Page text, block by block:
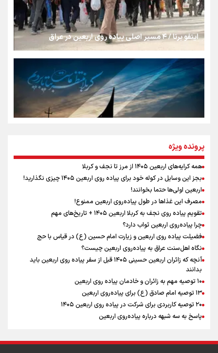
جمله‌ای که بغض چهارماهه را شکست؛ «آهای مردم، آقا از
تهران رفتند»
سه حسرتی که به دلم ماند
مومنِ مقتدرِ مظلوم
رابطه کارگر و کارفرما در اندیشه رهبر شهید: از تضاد به
زوجیت
اقتدار علمی و استقلال ملی؛ میراث رهبر شهید که با خون
ماندگار شد
اینفو برنا / ۴ مسیر اصلی پیاده روی اربعین در عراق
اینفو برنا / توصیه‌هایی طلایی برای پیاده روی اربعین
اینفو برنا / جدول کامل فاصله مرز شلمچه تا شهرهای زیارتی
عراق
پرونده ویژه
همه کرایه‌های اربعین ۱۴۰۵ از مرز تا نجف و کربلا
بجز این وسایل در کوله خود برای پیاده روی اربعین ۱۴۰۵ چیزی نگذارید!
اربعین اولی‌ها حتما بخوانند!
مصرف این غذاها در طول پیاده‌روی اربعین ممنوع!
تقویم پیاده روی نجف به کربلا اربعین ۱۴۰۵ + تاریخ‌های مهم
چرا پیاده‌روی اربعین ثواب دارد؟
فضیلت پیاده روی اربعین و زیارت امام حسین (ع) در قیاس با حج
نگاه اهل‌سنت عراق به پیاده‌روی اربعین چیست؟
آنچه که زائران اربعین حسینی ۱۴۰۵ قبل از سفر پیاده روی اربعین باید
بدانند
۱۰ توصیه مهم به زائران و خادمان پیاده روی اربعین
۱۳ توصیه امام صادق (ع) برای پیاده‌روی اربعین
۲۰ توصیه کاربردی برای شرکت در پیاده روی اربعین ۱۴۰۵
پاسخ به سه‌ شبهه درباره پیاده‌روی اربعین